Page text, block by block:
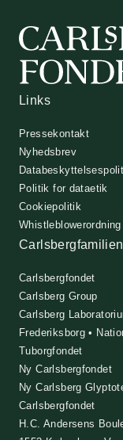
Links
Pressekontakt
Nyhedsbrev
Politik for dataetik
Cookiepolitik
Whistleblowerordning
Carlsbergfamilien
Carlsbergfondet
Carlsberg Group
Carlsberg
Frederiksborg •
Tuborgfondet
Ny Carlsbergfondet
Ny Carlsberg
Carlsbergfondet
H.C. Andersens